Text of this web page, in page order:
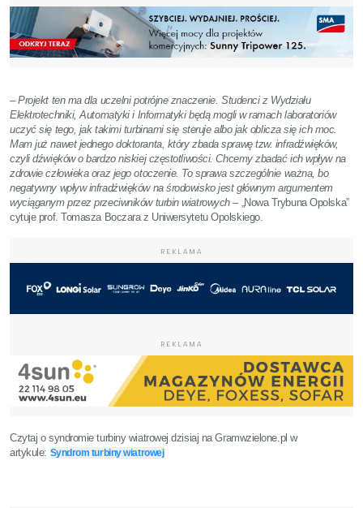
–Projekt ten ma dla uczelni potrójne znaczenie. Studenci z Wydziału
Elektrotechniki, Automatyki i Informatyki będą mogli w ramach laboratoriów
uczyć się tego, jak takimi turbinami się steruje albo jak oblicza się ich moc.
Mam już nawet jednego doktoranta, który zbada sprawę tzw. infradźwięków,
czyli dźwięków o bardzo niskiej częstotliwości. Chcemy zbadać ich wpływ na
zdrowie człowieka oraz jego otoczenie. To sprawa szczególnie ważna, bo
negatywny wpływ infradźwięków na środowisko jest głównym argumentem
wyciąganym przez przeciwników turbin wiatrowych– „Nowa Trybuna Opolska”
cytuje prof. Tomasza Boczara z Uniwersytetu Opolskiego.
REKLAMA
REKLAMA
Czytaj o syndromie turbiny wiatrowej dzisiaj na Gramwzielone.pl w
artykule: Syndrom turbiny wiatrowej